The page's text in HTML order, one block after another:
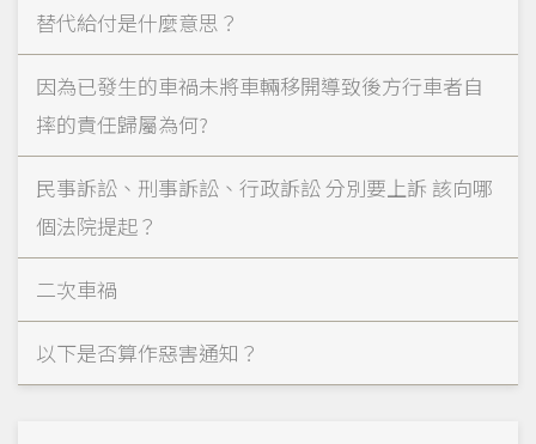
替代給付是什麼意思？
因為已發生的車禍未將車輛移開導致後方行車者自
摔的責任歸屬為何?
民事訴訟、刑事訴訟、行政訴訟 分別要上訴 該向哪
個法院提起？
二次車禍
以下是否算作惡害通知？